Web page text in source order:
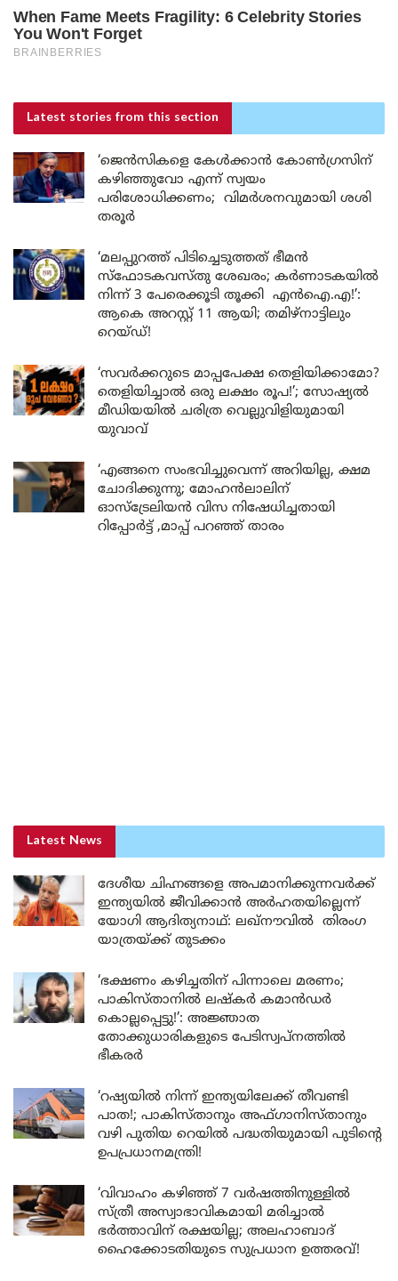
Latest stories from this section
‘ജെൻസികളെ കേൾക്കാൻ കോൺഗ്രസിന്
കഴിഞ്ഞുവോ എന്ന് സ്വയം
പരിശോധിക്കണം; വിമർശനവുമായി ശശി
തരൂർ
‘മലപ്പുറത്ത് പിടിച്ചെടുത്തത് ഭീമൻ
സ്ഫോടകവസ്തു ശേഖരം; കർണാടകയിൽ
നിന്ന് 3 പേരെക്കൂടി തൂക്കി എൻഐ.എ!’:
ആകെ അറസ്റ്റ് 11 ആയി; തമിഴ്‌നാട്ടിലും
റെയ്ഡ്!
‘സവർക്കറുടെ മാപ്പപേക്ഷ തെളിയിക്കാമോ?
തെളിയിച്ചാൽ ഒരു ലക്ഷം രൂപ!’; സോഷ്യൽ
മീഡിയയിൽ ചരിത്ര വെല്ലുവിളിയുമായി
യുവാവ്
‘എങ്ങനെ സംഭവിച്ചുവെന്ന് അറിയില്ല, ക്ഷമ
ചോദിക്കുന്നു; മോഹൻലാലിന്
ഓസ്ട്രേലിയൻ വിസ നിഷേധിച്ചതായി
റിപ്പോർട്ട് ,മാപ്പ് പറഞ്ഞ് താരം
Latest News
ദേശീയ ചിഹ്നങ്ങളെ അപമാനിക്കുന്നവർക്ക്
ഇന്ത്യയിൽ ജീവിക്കാൻ അർഹതയില്ലെന്ന്
യോഗി ആദിത്യനാഥ്: ലഖ്‌നൗവിൽ തിരംഗ
യാത്രയ്ക്ക് തുടക്കം
‘ഭക്ഷണം കഴിച്ചതിന് പിന്നാലെ മരണം;
പാകിസ്താനിൽ ലഷ്കർ കമാൻഡർ
കൊല്ലപ്പെട്ടു!’: അജ്ഞാത
തോക്കുധാരികളുടെ പേടിസ്വപ്നത്തിൽ
ഭീകരർ
‘റഷ്യയിൽ നിന്ന് ഇന്ത്യയിലേക്ക് തീവണ്ടി
പാത!; പാകിസ്താനും അഫ്ഗാനിസ്താനും
വഴി പുതിയ റെയിൽ പദ്ധതിയുമായി പുടിന്റെ
ഉപപ്രധാനമന്ത്രി!
‘വിവാഹം കഴിഞ്ഞ് 7 വർഷത്തിനുള്ളിൽ
സ്ത്രീ അസ്വാഭാവികമായി മരിച്ചാൽ
ഭർത്താവിന് രക്ഷയില്ല; അലഹാബാദ്
ഹൈക്കോടതിയുടെ സുപ്രധാന ഉത്തരവ്!